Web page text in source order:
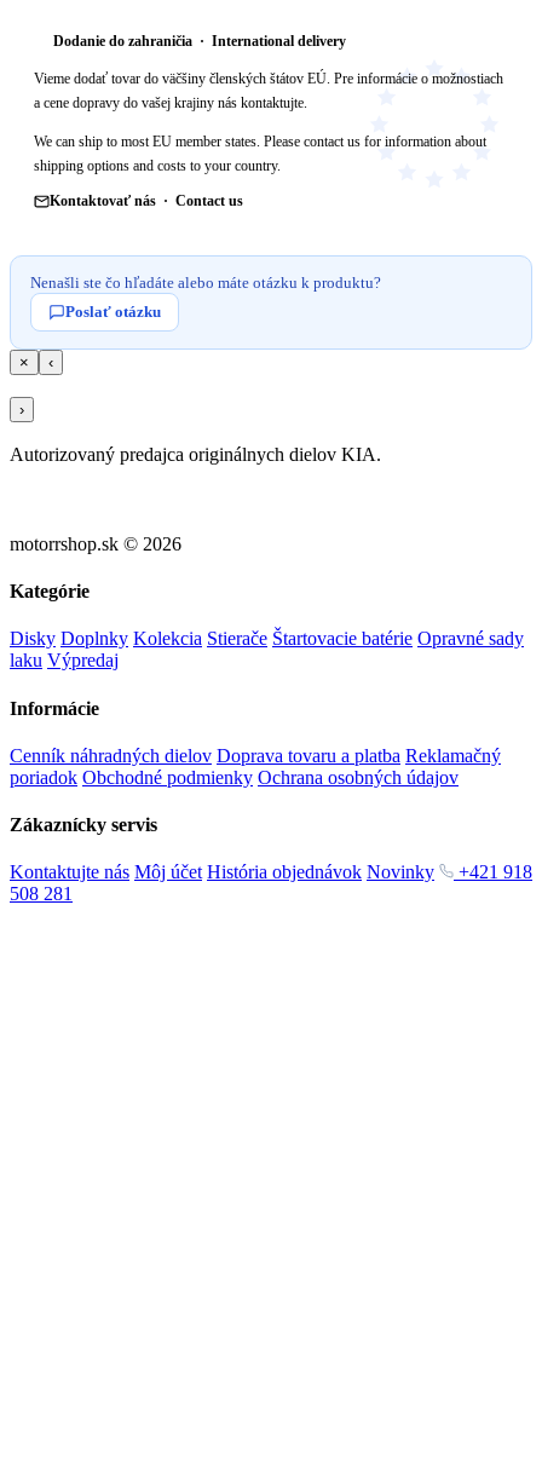
Dodanie do zahraničia · International delivery
Vieme dodať tovar do väčšiny členských štátov EÚ. Pre informácie o možnostiach
a cene dopravy do vašej krajiny nás kontaktujte.
We can ship to most EU member states. Please contact us for information about
shipping options and costs to your country.
Kontaktovať nás · Contact us
Nenašli ste čo hľadáte alebo máte otázku k produktu?
Poslať otázku
× ‹
›
Autorizovaný predajca originálnych dielov KIA.
motorrshop.sk © 2026
Kategórie
Disky Doplnky Kolekcia Stierače Štartovacie batérie Opravné sady
laku Výpredaj
Informácie
Cenník náhradných dielov Doprava tovaru a platba Reklamačný
poriadok Obchodné podmienky Ochrana osobných údajov
Zákaznícky servis
Kontaktujte nás Môj účet História objednávok Novinky
+421 918
508 281